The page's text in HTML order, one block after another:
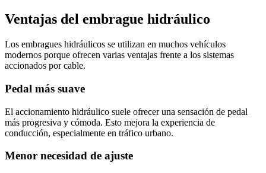
Ventajas del embrague hidráulico
Los embragues hidráulicos se utilizan en muchos vehículos
modernos porque ofrecen varias ventajas frente a los sistemas
accionados por cable.
Pedal más suave
El accionamiento hidráulico suele ofrecer una sensación de pedal
más progresiva y cómoda. Esto mejora la experiencia de
conducción, especialmente en tráfico urbano.
Menor necesidad de ajuste